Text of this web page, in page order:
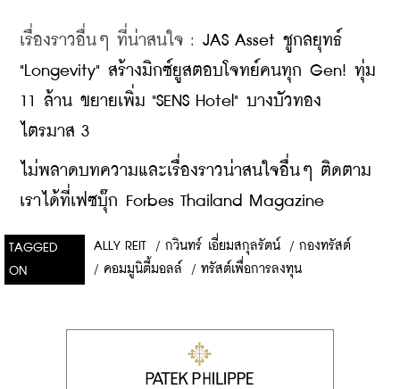
เรื่องราวอื่นๆ ที่น่าสนใจ : JAS Asset ชูกลยุทธ์
"Longevity" สร้างมิกซ์ยูสตอบโจทย์คนทุก Gen! ทุ่ม
11 ล้าน ขยายเพิ่ม "SENS Hotel" บางบัวทอง
ไตรมาส 3
ไม่พลาดบทความและเรื่องราวน่าสนใจอื่นๆ ติดตาม
เราได้ที่เฟซบุ๊ก Forbes Thailand Magazine
TAGGED
ON
ALLY REIT / กวินทร์ เอี่ยมสกุลรัตน์ / กองทรัสต์
/ คอมมูนิตี้มอลล์ / ทรัสต์เพื่อการลงทุน